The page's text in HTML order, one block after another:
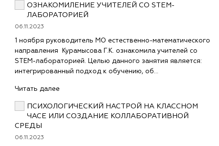
ОЗНАКОМИЛЕНИЕ УЧИТЕЛЕЙ СО STEM-
ЛАБОРАТОРИЕЙ
06.11.2023
1 ноября руководитель МО естественно-математического
направления Курамысова Г.К. ознакомила учителей со
STEM-лабораторией. Целью данного занятия является:
интегрированный подход к обучению, об…
Читать далее
ПСИХОЛОГИЧЕСКИЙ НАСТРОЙ НА КЛАССНОМ
ЧАСЕ ИЛИ СОЗДАНИЕ КОЛЛАБОРАТИВНОЙ
СРЕДЫ
06.11.2023